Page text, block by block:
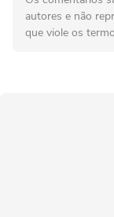
autores e não
que viole os